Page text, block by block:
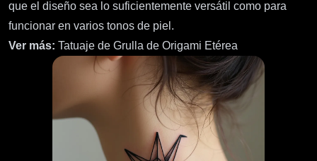
que el diseño sea lo suficientemente versátil como para
funcionar en varios tonos de piel.
Ver más: Tatuaje de Grulla de Origami Etérea